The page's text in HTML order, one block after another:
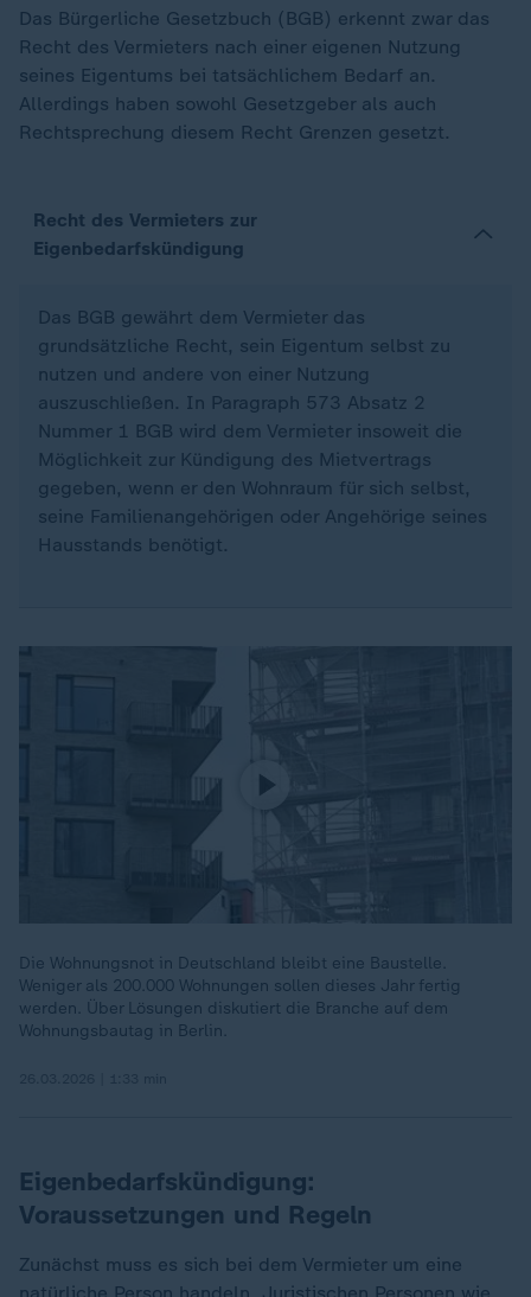
Das Bürgerliche Gesetzbuch (BGB) erkennt zwar das
Recht des Vermieters nach einer eigenen Nutzung
seines Eigentums bei tatsächlichem Bedarf an.
Allerdings haben sowohl Gesetzgeber als auch
Rechtsprechung diesem Recht Grenzen gesetzt.
Recht des Vermieters zur
Eigenbedarfskündigung
Das BGB gewährt dem Vermieter das
grundsätzliche Recht, sein Eigentum selbst zu
nutzen und andere von einer Nutzung
auszuschließen. In Paragraph 573 Absatz 2
Nummer 1 BGB wird dem Vermieter insoweit die
Möglichkeit zur Kündigung des Mietvertrags
gegeben, wenn er den Wohnraum für sich selbst,
seine Familienangehörigen oder Angehörige seines
Hausstands benötigt.
Die Wohnungsnot in Deutschland bleibt eine Baustelle.
Weniger als 200.000 Wohnungen sollen dieses Jahr fertig
werden. Über Lösungen diskutiert die Branche auf dem
Wohnungsbautag in Berlin.
Eigenbedarfskündigung:
Voraussetzungen und Regeln
Zunächst muss es sich bei dem Vermieter um eine